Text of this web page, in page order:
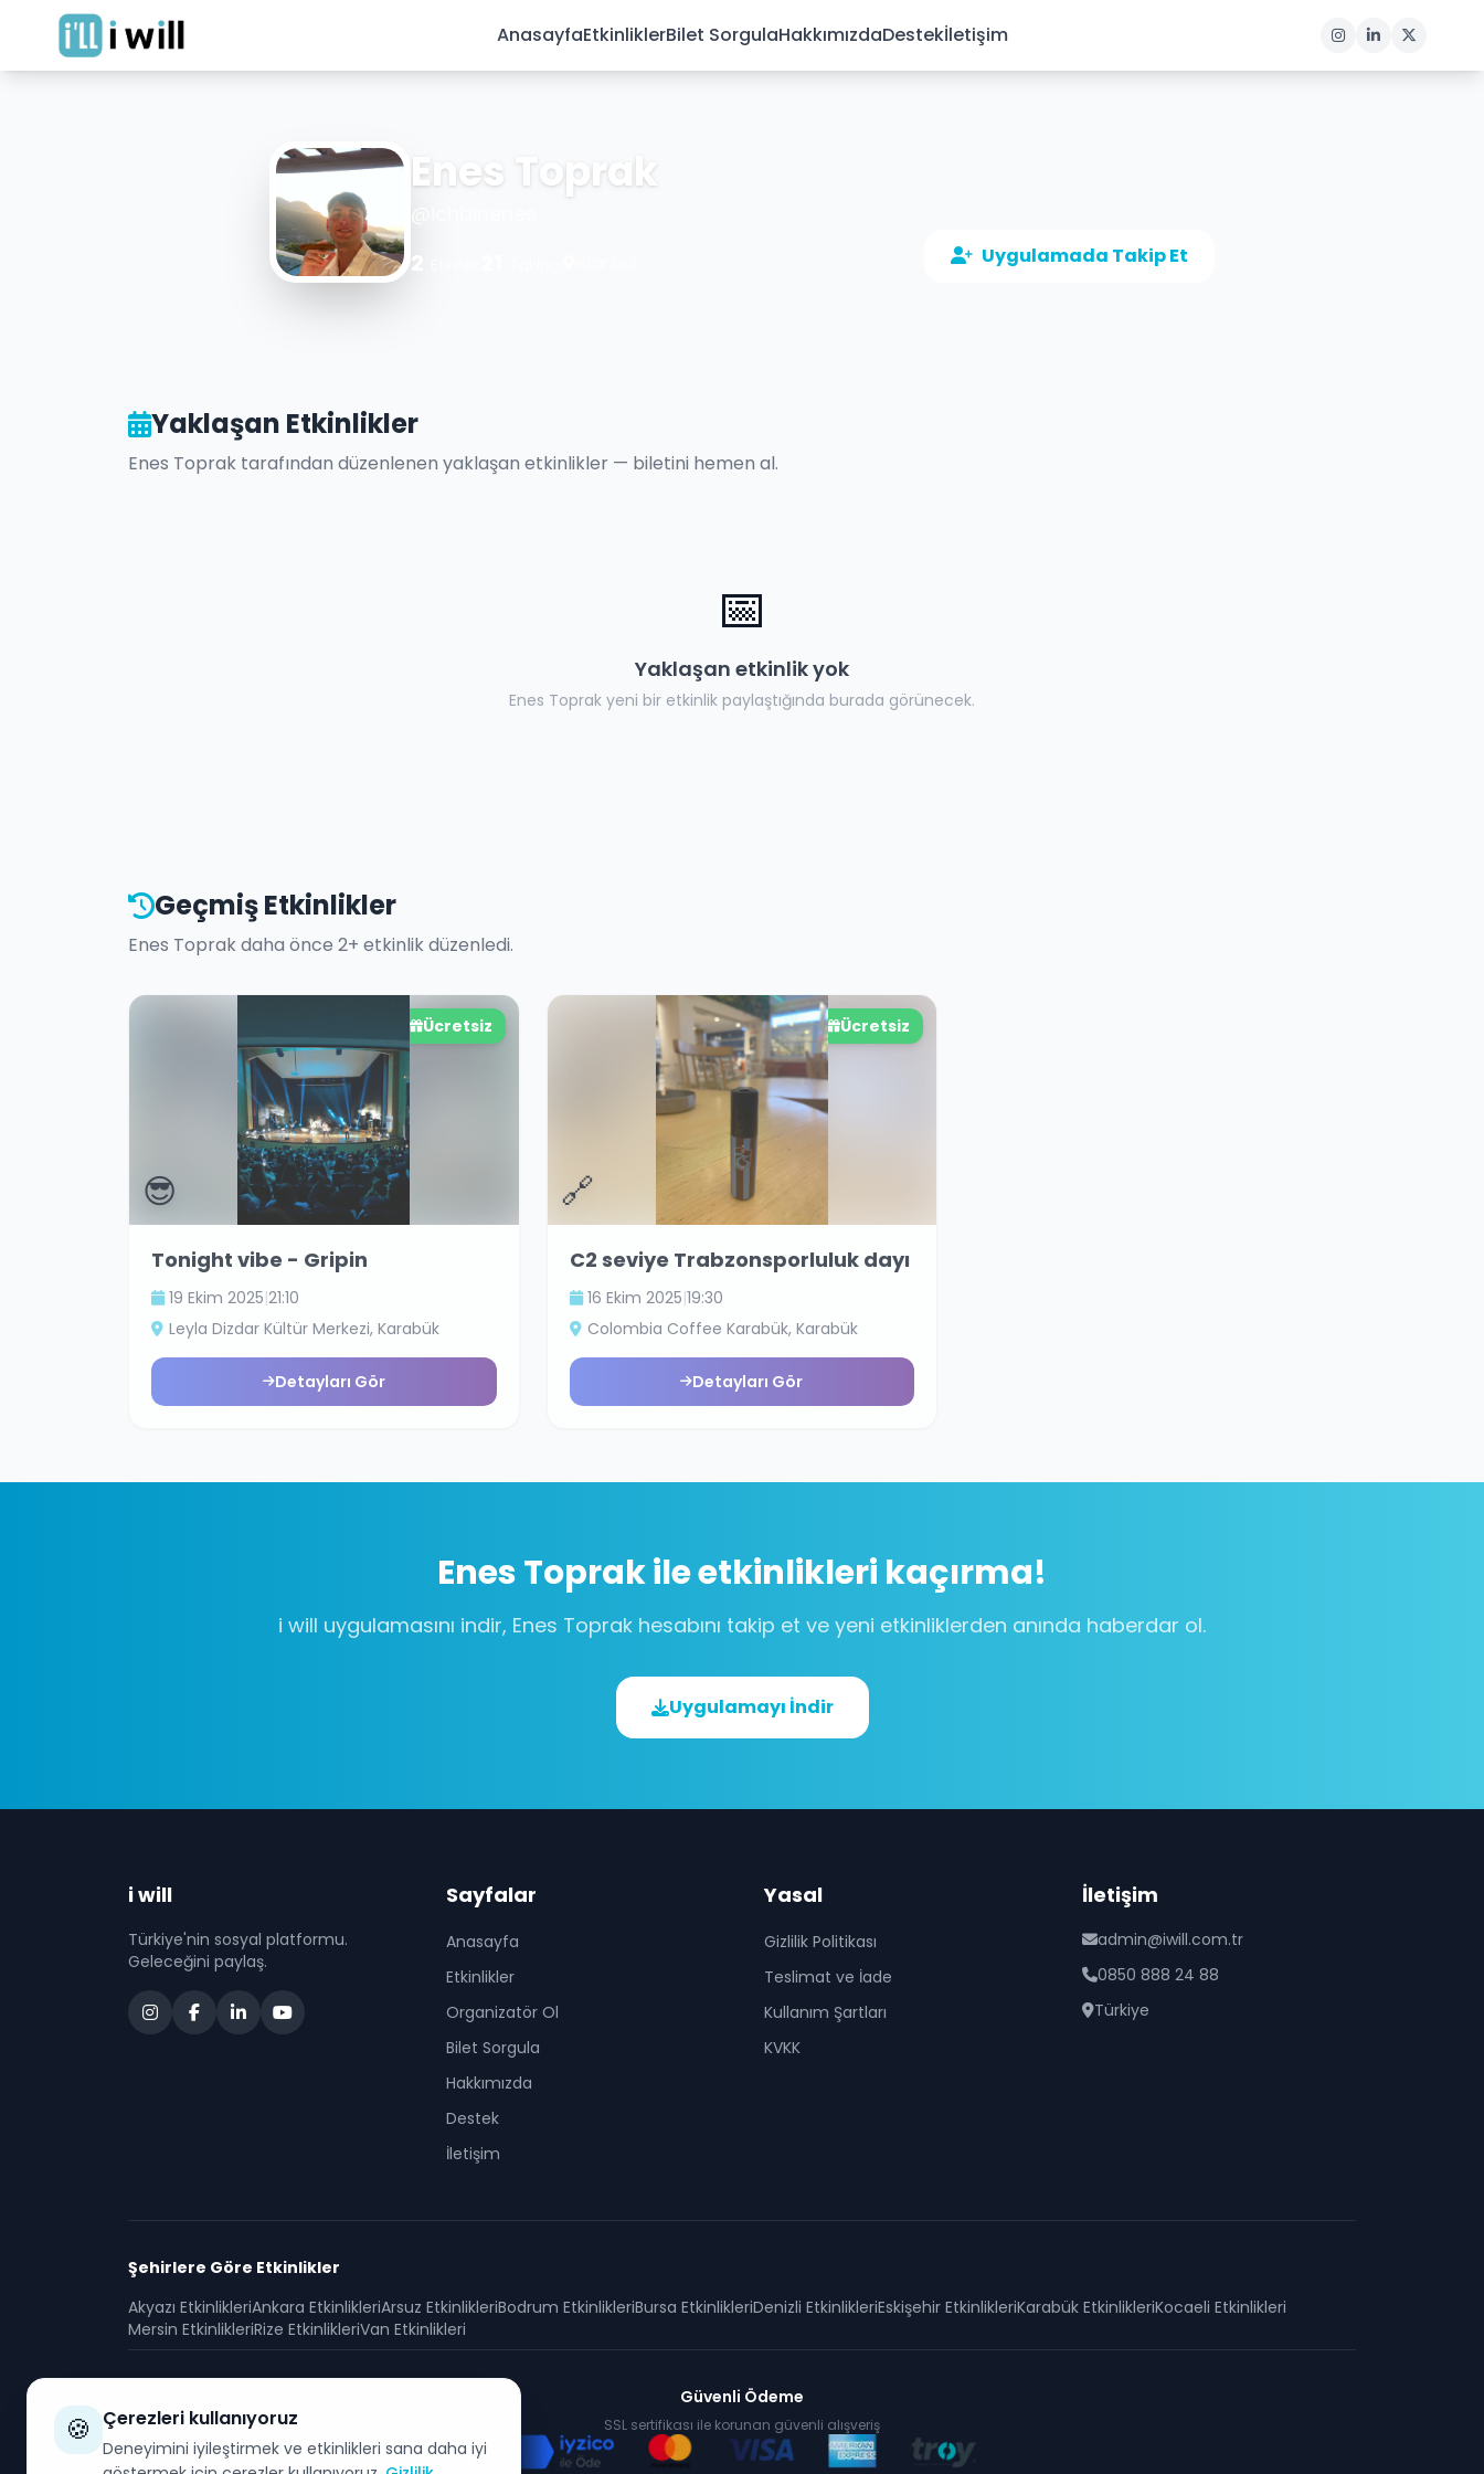
AnasayfaEtkinliklerBilet SorgulaHakkımızdaDestekİletişim
Enes Toprak
2 Uygulamada Takip Et
Yaklaşan Etkinlikler
Enes Toprak tarafından düzenlenen yaklaşan etkinlikler — biletini hemen al.
📅
Yaklaşan etkinlik yok
Enes Toprak yeni bir etkinlik paylaştığında burada görünecek.
Geçmiş Etkinlikler
Enes Toprakdaha önce 2+ etkinlik düzenledi.
Ücretsiz
😎
Tonight vibe - Gripin
19 Ekim 2025|21:10
Leyla Dizdar Kültür Merkezi, Karabük
Detayları Gör
Ücretsiz
🔗
C2 seviye Trabzonsporluluk dayı
16 Ekim 2025|19:30
Colombia Coffee Karabük, Karabük
Detayları Gör
Enes Toprakile etkinlikleri kaçırma!
i will uygulamasını indir, Enes Toprak hesabını takip et ve yeni etkinliklerden anında haberdar ol.
Uygulamayı İndir
i will
Türkiye'nin sosyal platformu.
Geleceğini paylaş.
Sayfalar
Anasayfa
Etkinlikler
Organizatör Ol
Bilet Sorgula
Hakkımızda
Destek
İletişim
Yasal
Gizlilik Politikası
Teslimat ve İade
Kullanım Şartları
KVKK
İletişim
admin@iwill.com.tr
0850 888 24 88
Türkiye
Şehirlere Göre Etkinlikler
Akyazı EtkinlikleriAnkara EtkinlikleriArsuz EtkinlikleriBodrum EtkinlikleriBursa EtkinlikleriDenizli EtkinlikleriEskişehir EtkinlikleriKarabük EtkinlikleriKocaeli Etkinlikleri
Mersin EtkinlikleriRize EtkinlikleriVan Etkinlikleri
Güvenli Ödeme
SSL sertifikası ile korunan güvenli alışveriş
🍪 Çerezleri kullanıyoruz
Deneyimini iyileştirmek ve etkinlikleri sana daha iyi